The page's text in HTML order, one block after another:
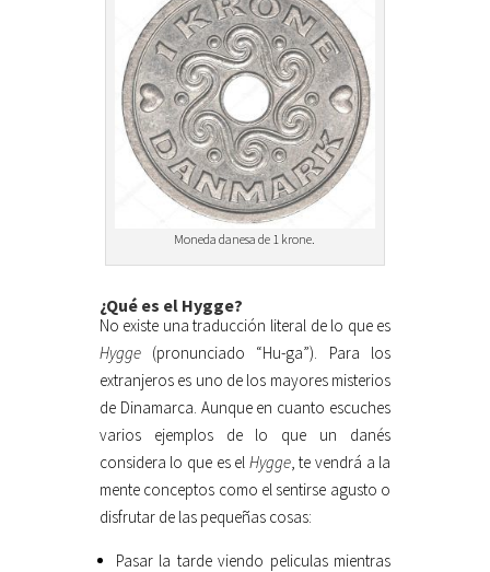
Moneda danesa de 1 krone.
¿Qué es el Hygge?
No existe una traducción literal de lo que es
Hygge(pronunciado “Hu-ga”). Para los
extranjeros es uno de los mayores misterios
de Dinamarca. Aunque en cuanto escuches
varios ejemplos de lo que un danés
considera lo que es el Hygge, te vendrá a la
mente conceptos como el sentirse agusto o
disfrutar de las pequeñas cosas:
Pasar la tarde viendo peliculas mientras